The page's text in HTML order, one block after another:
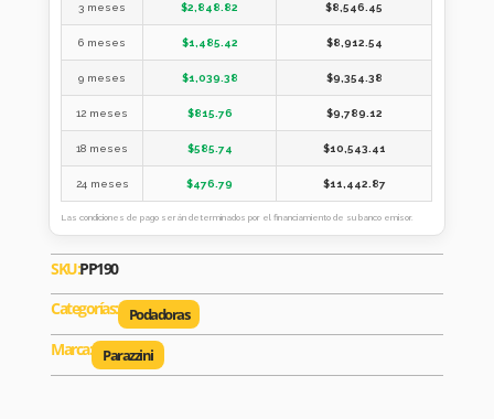
3 meses $2,848.82 $8,546.45
6 meses $1,485.42 $8,912.54
9 meses $1,039.38 $9,354.38
12 meses $815.76 $9,789.12
18 meses $585.74 $10,543.41
24 meses $476.79 $11,442.87
Las condiciones de pago serán determinados por el financiamiento de su banco emisor.
SKU:PP190
Categorías:
Podadoras
Marca: Parazzini